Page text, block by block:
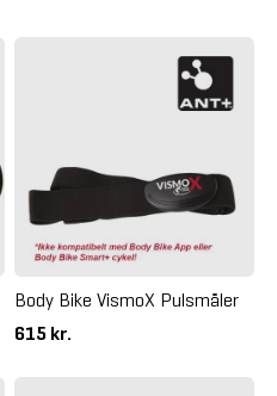
Body Bike VismoX Pulsmåler
615 kr.